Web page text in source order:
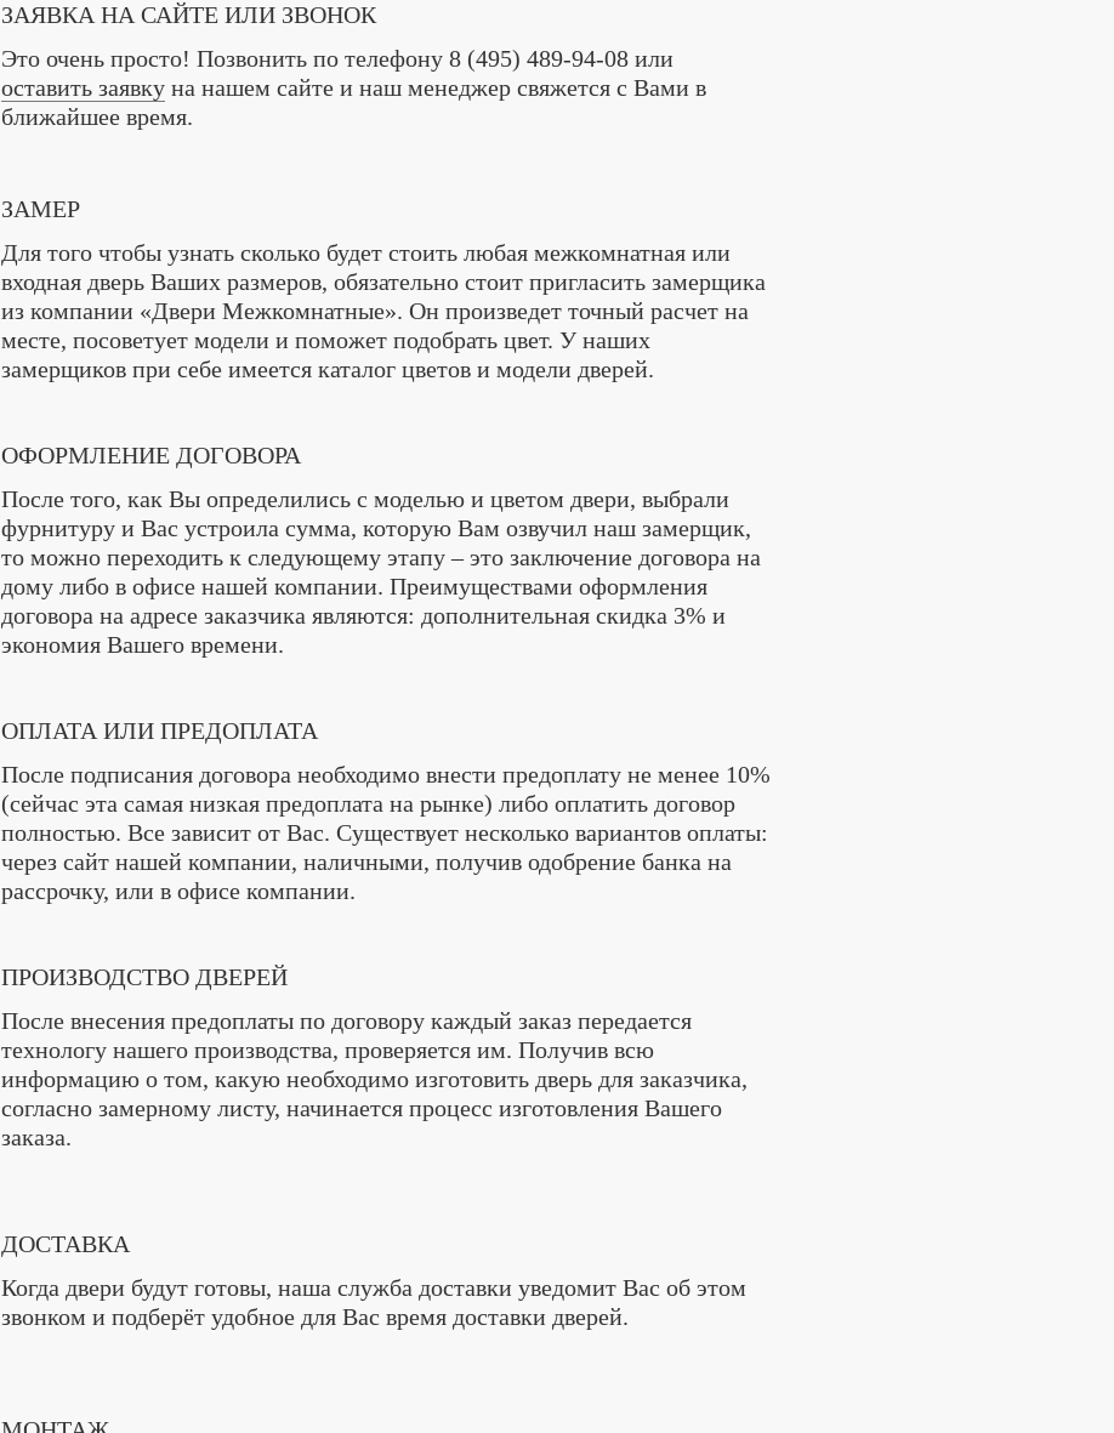
ЗАЯВКА НА САЙТЕ ИЛИ ЗВОНОК
Это очень просто! Позвонить по телефону 8 (495) 489-94-08 или
оставить заявку на нашем сайте и наш менеджер свяжется с Вами в
ближайшее время.
ЗАМЕР
Для того чтобы узнать сколько будет стоить любая межкомнатная или
входная дверь Ваших размеров, обязательно стоит пригласить замерщика
из компании «Двери Межкомнатные». Он произведет точный расчет на
месте, посоветует модели и поможет подобрать цвет. У наших
замерщиков при себе имеется каталог цветов и модели дверей.
ОФОРМЛЕНИЕ ДОГОВОРА
После того, как Вы определились с моделью и цветом двери, выбрали
фурнитуру и Вас устроила сумма, которую Вам озвучил наш замерщик,
то можно переходить к следующему этапу – это заключение договора на
дому либо в офисе нашей компании. Преимуществами оформления
договора на адресе заказчика являются: дополнительная скидка 3% и
экономия Вашего времени.
ОПЛАТА ИЛИ ПРЕДОПЛАТА
После подписания договора необходимо внести предоплату не менее 10%
(сейчас эта самая низкая предоплата на рынке) либо оплатить договор
полностью. Все зависит от Вас. Существует несколько вариантов оплаты:
через сайт нашей компании, наличными, получив одобрение банка на
рассрочку, или в офисе компании.
ПРОИЗВОДСТВО ДВЕРЕЙ
После внесения предоплаты по договору каждый заказ передается
технологу нашего производства, проверяется им. Получив всю
информацию о том, какую необходимо изготовить дверь для заказчика,
согласно замерному листу, начинается процесс изготовления Вашего
заказа.
ДОСТАВКА
Когда двери будут готовы, наша служба доставки уведомит Вас об этом
звонком и подберёт удобное для Вас время доставки дверей.